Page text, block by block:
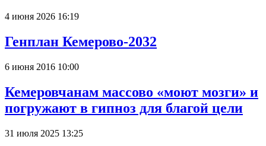
4 июня 2026 16:19
Генплан Кемерово-2032
6 июня 2016 10:00
Кемеровчанам массово «моют мозги» и
погружают в гипноз для благой цели
31 июля 2025 13:25